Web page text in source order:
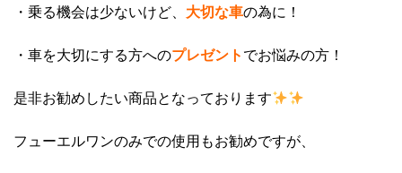
・乗る機会は少ないけど、 大切な車の為に！
・車を大切にする方へのプレゼント でお悩みの方！
是非お勧めしたい商品となっております
フューエルワンのみでの使用もお勧めですが、